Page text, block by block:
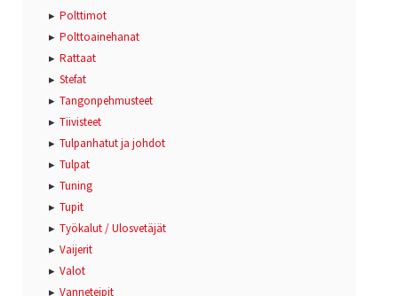
Polttimot
Polttoainehanat
Rattaat
Stefat
Tangonpehmusteet
Tiivisteet
Tulpanhatut ja johdot
Tulpat
Tuning
Tupit
Työkalut / Ulosvetäjät
Vaijerit
Valot
Vanneteipit